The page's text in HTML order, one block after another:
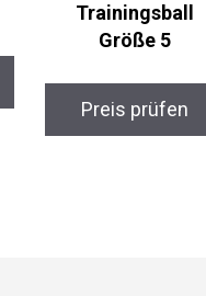
Trainingsball
Größe 5
Preis prüfen